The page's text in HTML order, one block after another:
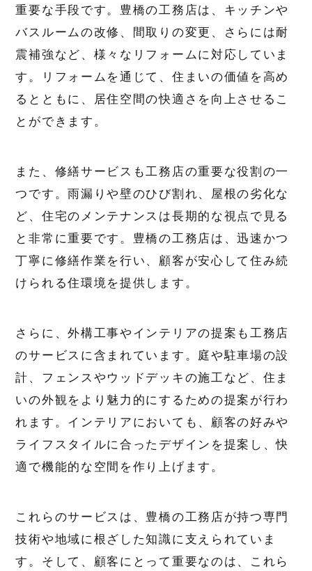
重要な手段です。豊橋の工務店は、キッチンや
バスルームの改修、間取りの変更、さらには耐
震補強など、様々なリフォームに対応していま
す。リフォームを通じて、住まいの価値を高め
るとともに、居住空間の快適さを向上させるこ
とができます。
また、修繕サービスも工務店の重要な役割の一
つです。雨漏りや壁のひび割れ、屋根の劣化な
ど、住宅のメンテナンスは長期的な視点で見る
と非常に重要です。豊橋の工務店は、迅速かつ
丁寧に修繕作業を行い、顧客が安心して住み続
けられる住環境を提供します。
さらに、外構工事やインテリアの提案も工務店
のサービスに含まれています。庭や駐車場の設
計、フェンスやウッドデッキの施工など、住ま
いの外観をより魅力的にするための提案が行わ
れます。インテリアにおいても、顧客の好みや
ライフスタイルに合ったデザインを提案し、快
適で機能的な空間を作り上げます。
これらのサービスは、豊橋の工務店が持つ専門
技術や地域に根ざした知識に支えられていま
す。そして、顧客にとって重要なのは、これら